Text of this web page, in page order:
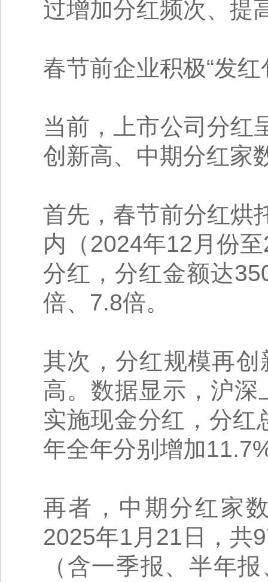
过增加分红频次、提
春节前企业积极“发红
当前，上市公司分红
创新高、中期分红家
首先，春节前分红烘
内（2024年12月份
分红，分红金额达
倍、7.8倍。
其次，分红规模再
高。数据显示，沪
实施现金分红，分红
年全年分别增加
再者，中期分红家
2025年1月21日，共
（含一季报、半年